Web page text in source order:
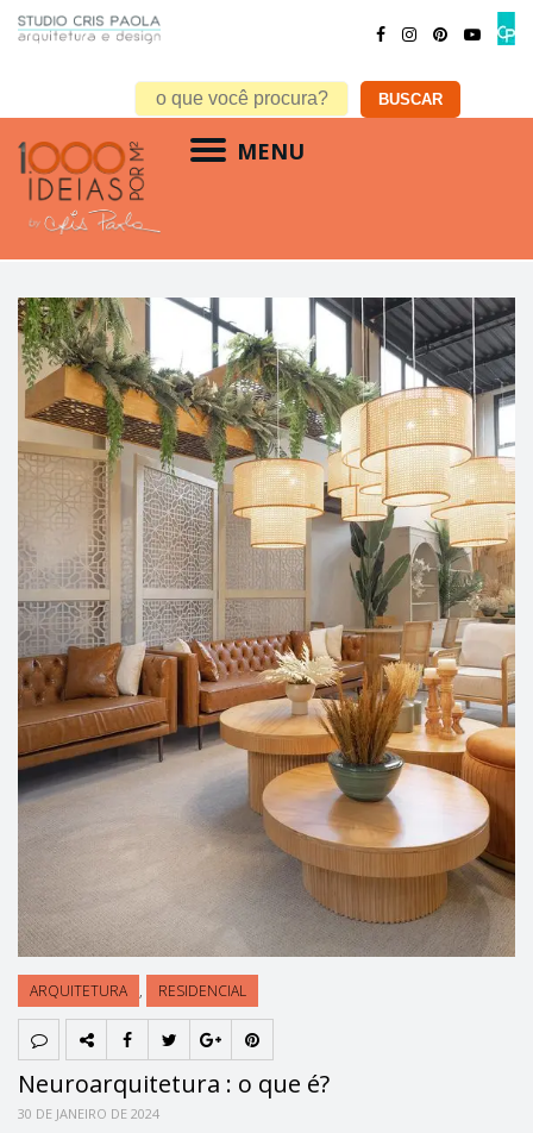
MENU
ARQUITETURA , RESIDENCIAL
Neuroarquitetura : o que é?
30 DE JANEIRO DE 2024